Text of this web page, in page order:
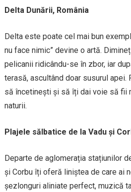
Delta Dunării, România
Delta este poate cel mai bun
nu face nimic” devine o artă.
pelicanii ridicându-se în zbor, iar
terasă, ascultând doar susurul apei.
să încetinești și să îți dai voie să fii
naturii.
Plajele sălbatice de la Vadu și
Departe de aglomerația stațiunilor
și Corbu îți oferă liniștea de care ai
șezlonguri aliniate perfect, muzică